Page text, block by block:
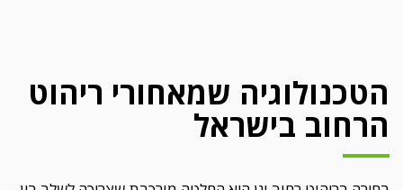
הטכנולוגיה שמאחורי ריהוט
הרחוב בישראל